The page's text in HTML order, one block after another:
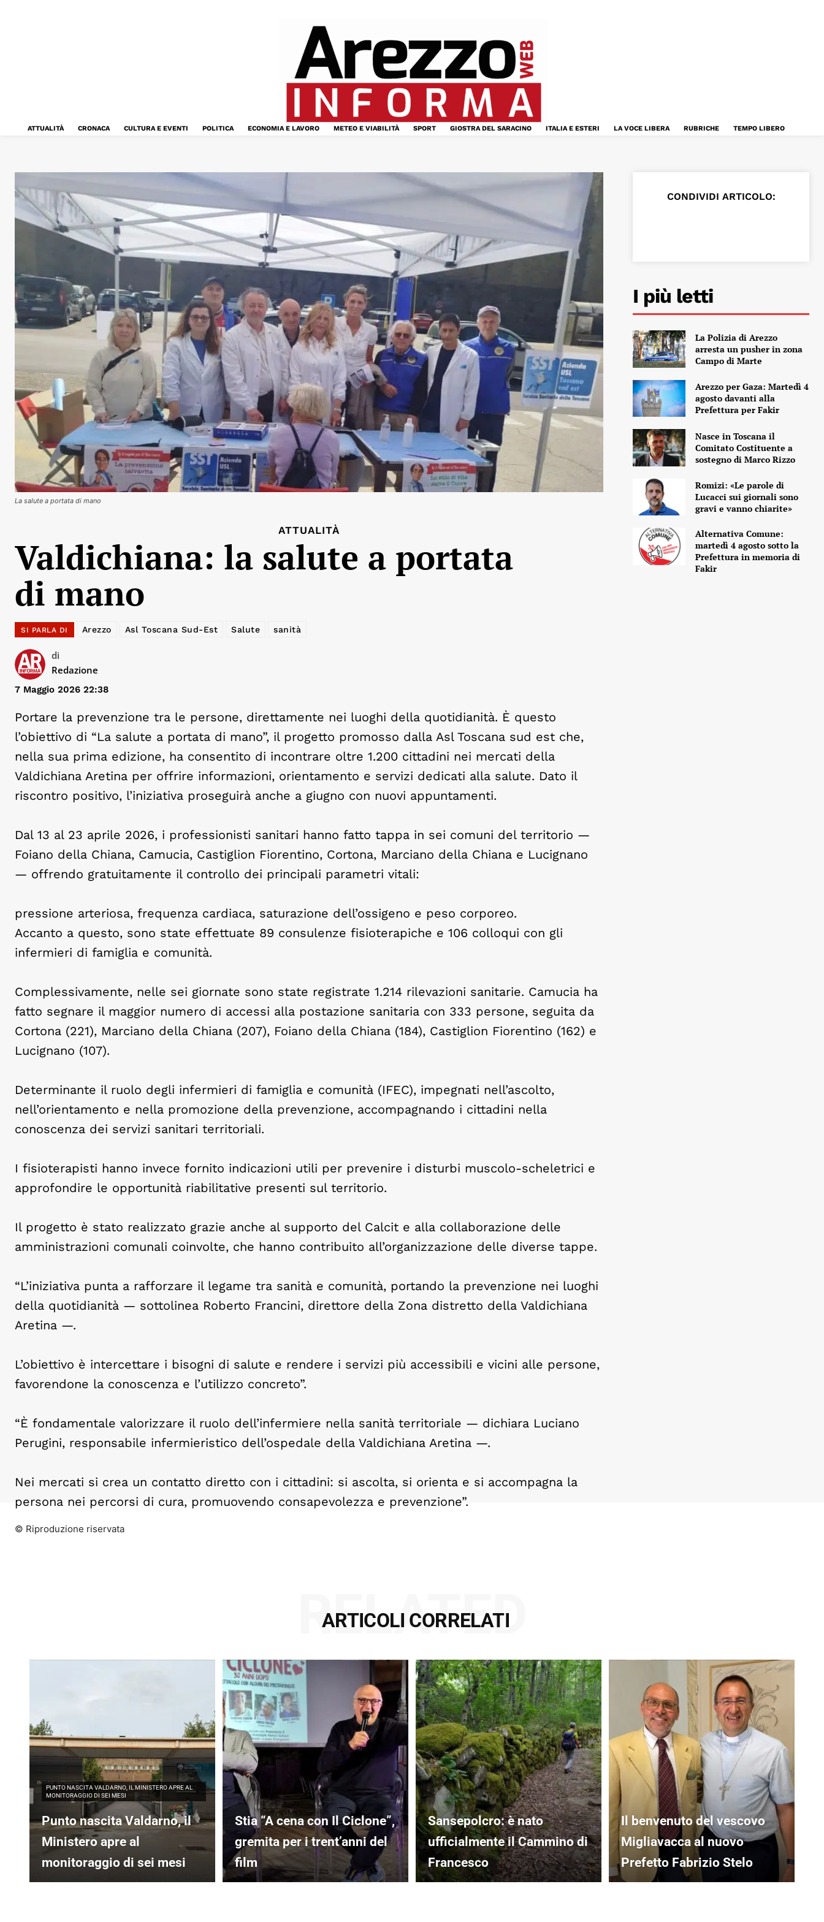
ATTUALITÀ CRONACA CULTURA E EVENTI POLITICA ECONOMIA E LAVORO METEO E VIABILITÀ SPORT GIOSTRA DEL SARACINO ITALIA E ESTERI LA VOCE LIBERA RUBRICHE TEMPO LIBERO
La salute a portata di mano
ATTUALITÀ
Valdichiana: la salute a portata
di mano
SI PARLA DI Arezzo Asl Toscana Sud-Est Salute sanità
di
Redazione
7 Maggio 2026 22:38
Portare la prevenzione tra le persone, direttamente nei luoghi della quotidianità. È questo
l’obiettivo di “La salute a portata di mano”, il progetto promosso dalla Asl Toscana sud est che,
nella sua prima edizione, ha consentito di incontrare oltre 1.200 cittadini nei mercati della
Valdichiana Aretina per offrire informazioni, orientamento e servizi dedicati alla salute. Dato il
riscontro positivo, l’iniziativa proseguirà anche a giugno con nuovi appuntamenti.
Dal 13 al 23 aprile 2026, i professionisti sanitari hanno fatto tappa in sei comuni del territorio —
Foiano della Chiana, Camucia, Castiglion Fiorentino, Cortona, Marciano della Chiana e Lucignano
— offrendo gratuitamente il controllo dei principali parametri vitali:
pressione arteriosa, frequenza cardiaca, saturazione dell’ossigeno e peso corporeo.
Accanto a questo, sono state effettuate 89 consulenze fisioterapiche e 106 colloqui con gli
infermieri di famiglia e comunità.
Complessivamente, nelle sei giornate sono state registrate 1.214 rilevazioni sanitarie. Camucia ha
fatto segnare il maggior numero di accessi alla postazione sanitaria con 333 persone, seguita da
Cortona (221), Marciano della Chiana (207), Foiano della Chiana (184), Castiglion Fiorentino (162) e
Lucignano (107).
Determinante il ruolo degli infermieri di famiglia e comunità (IFEC), impegnati nell’ascolto,
nell’orientamento e nella promozione della prevenzione, accompagnando i cittadini nella
conoscenza dei servizi sanitari territoriali.
I fisioterapisti hanno invece fornito indicazioni utili per prevenire i disturbi muscolo-scheletrici e
approfondire le opportunità riabilitative presenti sul territorio.
Il progetto è stato realizzato grazie anche al supporto del Calcit e alla collaborazione delle
amministrazioni comunali coinvolte, che hanno contribuito all’organizzazione delle diverse tappe.
“L’iniziativa punta a rafforzare il legame tra sanità e comunità, portando la prevenzione nei luoghi
della quotidianità — sottolinea Roberto Francini, direttore della Zona distretto della Valdichiana
Aretina —.
L’obiettivo è intercettare i bisogni di salute e rendere i servizi più accessibili e vicini alle persone,
favorendone la conoscenza e l’utilizzo concreto”.
“È fondamentale valorizzare il ruolo dell’infermiere nella sanità territoriale — dichiara Luciano
Perugini, responsabile infermieristico dell’ospedale della Valdichiana Aretina —.
Nei mercati si crea un contatto diretto con i cittadini: si ascolta, si orienta e si accompagna la
persona nei percorsi di cura, promuovendo consapevolezza e prevenzione”.
© Riproduzione riservata
CONDIVIDI ARTICOLO:
I più letti
La Polizia di Arezzo
arresta un pusher in zona
Campo di Marte
Arezzo per Gaza: Martedì 4
agosto davanti alla
Prefettura per Fakir
Nasce in Toscana il
Comitato Costituente a
sostegno di Marco Rizzo
Romizi: «Le parole di
Lucacci sui giornali sono
gravi e vanno chiarite»
Alternativa Comune:
martedì 4 agosto sotto la
Prefettura in memoria di
Fakir
ARTICOLI CORRELATI
RELATED
PUNTO NASCITA VALDARNO, IL MINISTERO APRE AL
MONITORAGGIO DI SEI MESI
Punto nascita Valdarno, il
Ministero apre al
monitoraggio di sei mesi
Stia “A cena con Il Ciclone”,
gremita per i trent’anni del
film
Sansepolcro: è nato
ufficialmente il Cammino di
Francesco
Il benvenuto del vescovo
Migliavacca al nuovo
Prefetto Fabrizio Stelo